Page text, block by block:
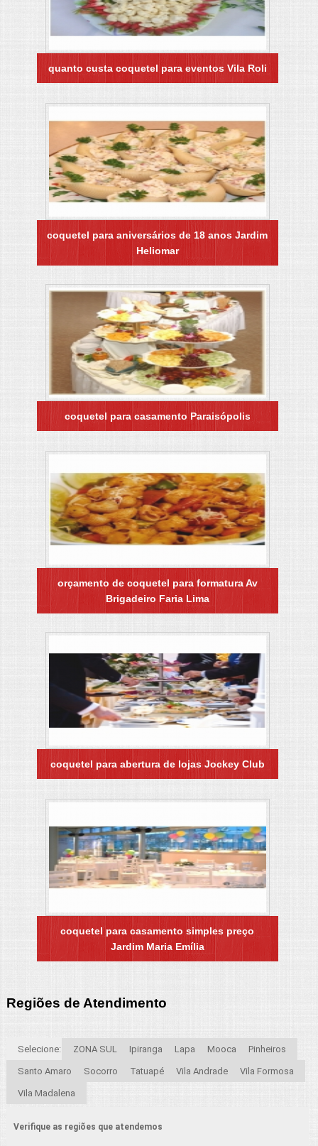
quanto custa coquetel para eventos Vila Roli
coquetel para aniversários de 18 anos Jardim
Heliomar
coquetel para casamento Paraisópolis
orçamento de coquetel para formatura Av
Brigadeiro Faria Lima
coquetel para abertura de lojas Jockey Club
coquetel para casamento simples preço
Jardim Maria Emília
Regiões de Atendimento
Selecione: ZONA SUL Ipiranga Lapa Mooca Pinheiros
Santo Amaro Socorro Tatuapé Vila Andrade Vila Formosa
Vila Madalena
Verifique as regiões que atendemos